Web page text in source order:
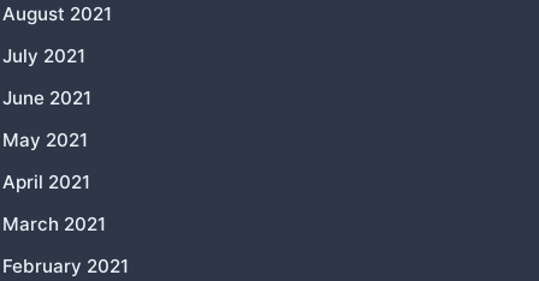
August 2021
July 2021
June 2021
May 2021
April 2021
March 2021
February 2021